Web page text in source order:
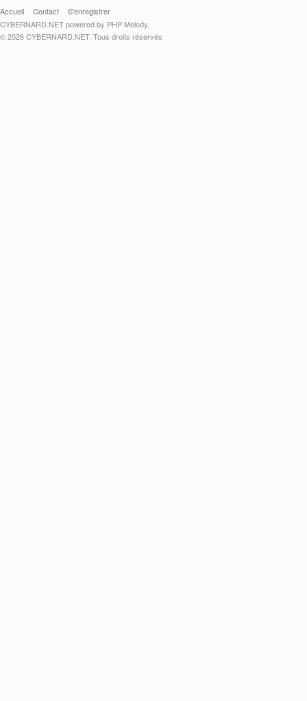
Accueil Contact
S'enregistrer
CYBERNARD.NET powered by PHP Melody.
© 2026 CYBERNARD.NET. Tous droits réservés